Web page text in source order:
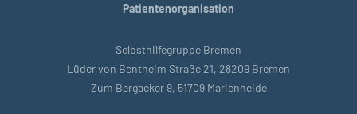
Patientenorganisation
Selbsthilfegruppe Bremen
Lüder von Bentheim Straße 21, 28209 Bremen
Zum Bergacker 9, 51709 Marienheide